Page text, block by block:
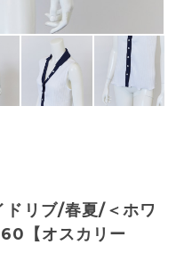
リブ/春夏/＜ホワ
【オスカリー